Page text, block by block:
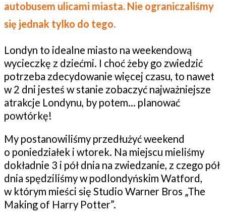
autobusem ulicami miasta. Nie ograniczaliśmy
się jednak tylko do tego.
Londyn to idealne miasto na weekendową
wycieczkę z dziećmi. I choć żeby go zwiedzić
potrzeba zdecydowanie więcej czasu, to nawet
w 2 dni jesteś w stanie zobaczyć najważniejsze
atrakcje Londynu, by potem… planować
powtórkę!
My postanowiliśmy przedłużyć weekend
o poniedziałek i wtorek. Na miejscu mieliśmy
dokładnie 3 i pół dnia na zwiedzanie, z czego pół
dnia spędziliśmy w podlondyńskim Watford,
w którym mieści się Studio Warner Bros „The
Making of Harry Potter”.